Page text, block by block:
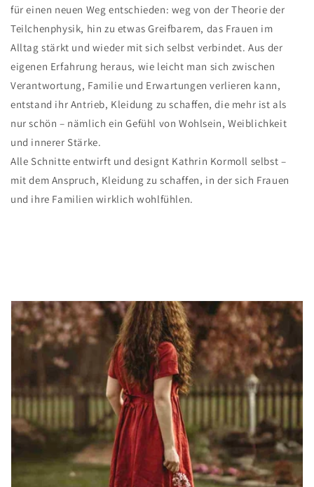
für einen neuen Weg entschieden: weg von der Theorie der
Teilchenphysik, hin zu etwas Greifbarem, das Frauen im
Alltag stärkt und wieder mit sich selbst verbindet. Aus der
eigenen Erfahrung heraus, wie leicht man sich zwischen
Verantwortung, Familie und Erwartungen verlieren kann,
entstand ihr Antrieb, Kleidung zu schaffen, die mehr ist als
nur schön – nämlich ein Gefühl von Wohlsein, Weiblichkeit
und innerer Stärke.
Alle Schnitte entwirft und designt Kathrin Kormoll selbst –
mit dem Anspruch, Kleidung zu schaffen, in der sich Frauen
und ihre Familien wirklich wohlfühlen.